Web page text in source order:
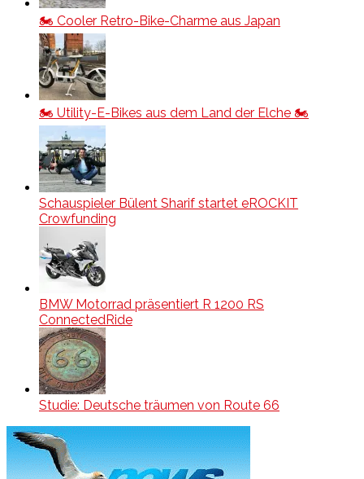
🏍️ Cooler Retro-Bike-Charme aus Japan
🏍️ Utility-E-Bikes aus dem Land der Elche 🏍️
Schauspieler Bülent Sharif startet eROCKIT
Crowfunding
BMW Motorrad präsentiert R 1200 RS
ConnectedRide
Studie: Deutsche träumen von Route 66